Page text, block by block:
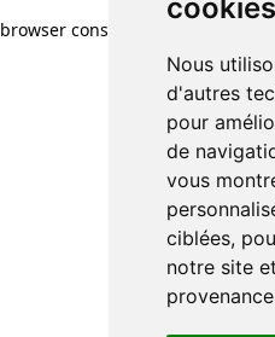
cookies
Nous
d'autres
pour
de
vous
ciblées,
notre site
browser console for more